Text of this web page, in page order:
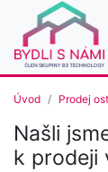
Úvod Prodej
Našli
k prodeji